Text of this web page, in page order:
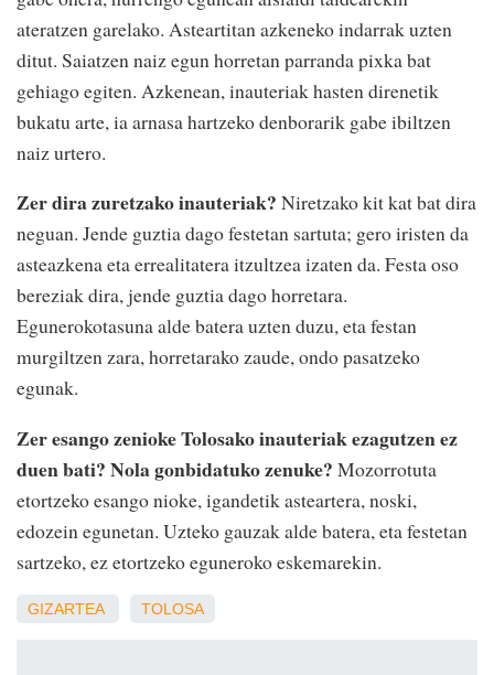
ateratzen garelako. Asteartitan azkeneko indarrak uzten
ditut. Saiatzen naiz egun horretan parranda pixka bat
gehiago egiten. Azkenean, inauteriak hasten direnetik
bukatu arte, ia arnasa hartzeko denborarik gabe ibiltzen
naiz urtero.
Zer dira zuretzako inauteriak? Niretzako kit kat bat dira
neguan. Jende guztia dago festetan sartuta; gero iristen da
asteazkena eta errealitatera itzultzea izaten da. Festa oso
bereziak dira, jende guztia dago horretara.
Egunerokotasuna alde batera uzten duzu, eta festan
murgiltzen zara, horretarako zaude, ondo pasatzeko
egunak.
Zer esango zenioke Tolosako inauteriak ezagutzen ez
duen bati? Nola gonbidatuko zenuke? Mozorrotuta
etortzeko esango nioke, igandetik asteartera, noski,
edozein egunetan. Uzteko gauzak alde batera, eta festetan
sartzeko, ez etortzeko eguneroko eskemarekin.
GIZARTEA TOLOSA